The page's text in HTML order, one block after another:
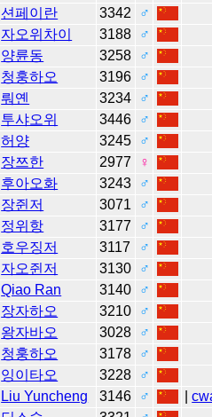
션페이란 3342
♂
자오위차이 3188
♂
양륜동 3258
♂
청훙하오 3196
♂
뤄옌 3234
♂
투샤오위 3446
♂
허양 3245
♂
장쯔한 2977
♀
후아오화 3243
♂
장쥔저 3071
♂
정위항 3177
♂
호우징저 3117
♂
자오쥔저 3130
♂
Qiao Ran 3140
♂
장자하오 3210
♂
왕자바오 3028
♂
청훙하오 3178
♂
잉이타오 3228
♂
Liu Yuncheng 3146 ♂ |